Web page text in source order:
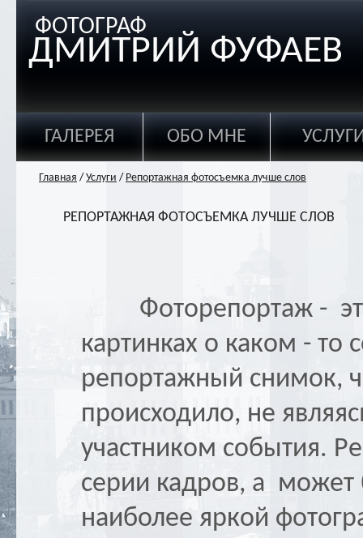
ФОТОГРАФ
ДМИТРИЙ ФУФАЕВ
ГАЛЕРЕЯ ОБО МНЕ
Главная / Услуги / Репортажная фотосъемка лучше слов
РЕПОРТАЖНАЯ ФОТОСЪЕМКА ЛУЧШЕ СЛОВ
Фоторепортаж - это
картинках о каком - то
репортажный снимок,
происходило, не
участником события.
серии кадров, а может
наиболее яркой